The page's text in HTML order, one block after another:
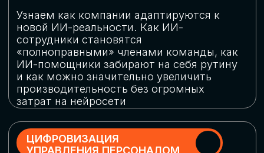
огромную статью затрат
ОБЛАЧНЫЕ ТЕХНОЛОГИИ
Подискутируем, какие облачные решения
существуют на рынке и почему
использование мультиоблачных моделей
не только снижает затраты, но и
«пересборки» бизнес-моделей